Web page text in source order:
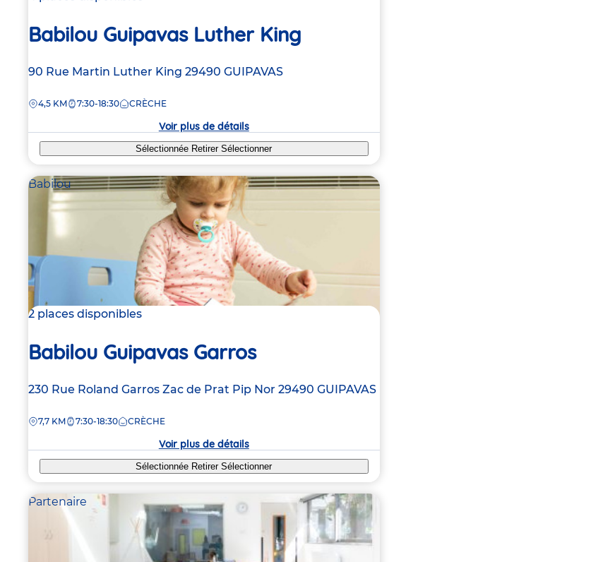
Babilou Guipavas Luther King
Adresse
la
90 Rue Martin Luther King 29490 GUIPAVAS
DISTANCE
4,5 KM 7:30-18:30 CRÈCHE
Voir plus de détails
Sélectionnée RetirerSélectionner
Babilou
2 places disponibles
Babilou Guipavas Garros
Adresse
la
230 Rue Roland Garros Zac de Prat Pip Nor 29490 GUIPAVAS
DISTANCE
7,7 KM 7:30-18:30 CRÈCHE
Voir plus de détails
Sélectionnée RetirerSélectionner
Partenaire